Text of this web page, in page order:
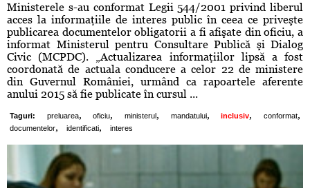
Ministerele s-au conformat Legii 544/2001 privind liberul
acces la informaţiile de interes public în ceea ce priveşte
publicarea documentelor obligatorii a fi afişate din oficiu, a
informat Ministerul pentru Consultare Publică şi Dialog
Civic (MCPDC). „Actualizarea informaţiilor lipsă a fost
coordonată de actuala conducere a celor 22 de ministere
din Guvernul României, urmând ca rapoartele aferente
anului 2015 să fie publicate în cursul ...
Taguri: preluarea, oficiu, ministerul , mandatului, inclusiv, conformat,
documentelor, identificati, interes